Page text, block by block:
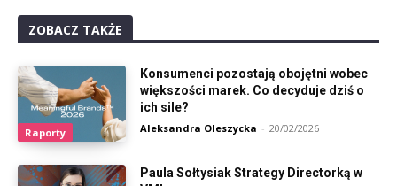
ZOBACZ TAKŻE
Raporty
Konsumenci pozostają obojętni wobec
większości marek. Co decyduje dziś o
ich sile?
Aleksandra Oleszycka - 20/02/2026
Paula Sołtysiak Strategy Directorką w